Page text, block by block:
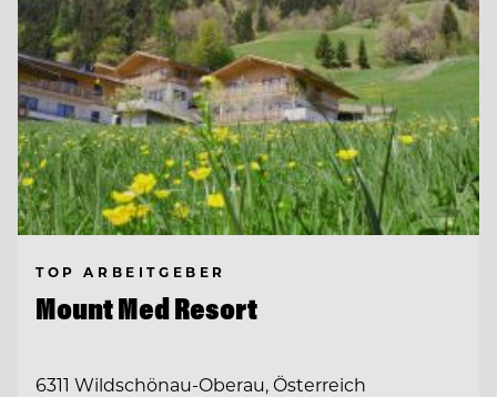
TOP ARBEITGEBER
Mount Med Resort
6311 Wildschönau-Oberau, Österreich